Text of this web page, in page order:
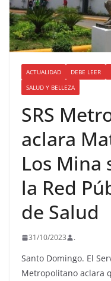
ACTUALIDAD DEBE LEER
SALUD Y BELLEZA
SRS
aclara
Los Mina
la Red
de Salud
31/10/2023 .
Santo Domingo. El
Metropolitano aclara